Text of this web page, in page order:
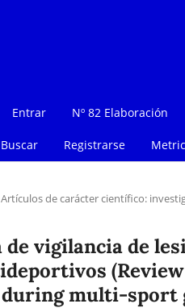
Entrar Nº 82 Elaboración
Buscar Registrarse
Artículos de carácter científico:
vigilancia de
multi-sport